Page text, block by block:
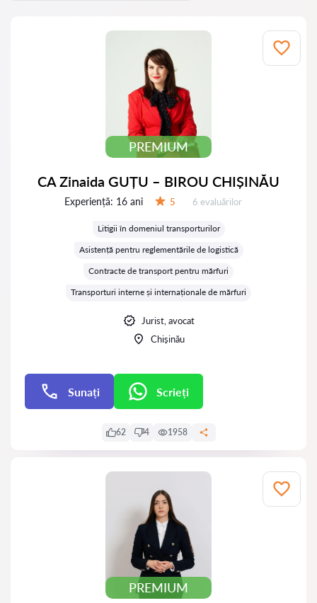
PREMIUM
CA Zinaida GUȚU – BIROU CHIȘINĂU
Experiență: 16 ani 5 Evaluărilor:
6 evaluărilor
Litigii în domeniul transporturilor
Asistență pentru reglementările de logistică
Contracte de transport pentru mărfuri
Transporturi interne și internaționale de mărfuri
Jurist, avocat
Chișinău
Sunați Scrieți
62 4 1958
PREMIUM